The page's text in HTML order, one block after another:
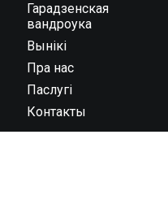
Гарадзенская
вандроука
Вынікі
Пра нас
Паслугі
Контакты